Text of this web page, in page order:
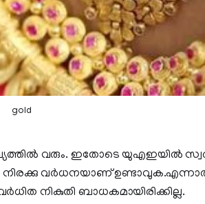
gold
വരും. ഇതോടെ യുഎഇയില്‍
നിരക്കു വര്‍ധനയാണ്
നികുതി ബാധകമായിരിക്കില്ല.